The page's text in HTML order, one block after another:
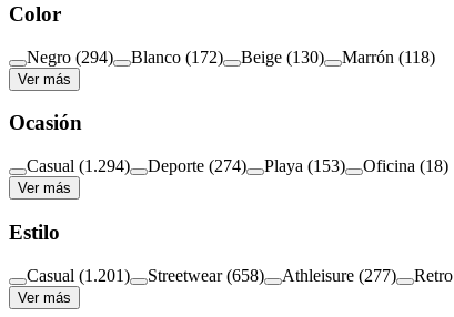
Color
Negro (294) Blanco (172) Beige (130) Marrón (118)
Ver más
Ocasión
Casual (1.294) Deporte (274) Playa (153) Oficina (18)
Ver más
Estilo
Casual (1.201) Streetwear (658) Athleisure (277) Retro
Ver más